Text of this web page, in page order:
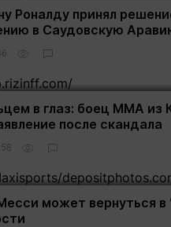
Роналду принял
в Саудовскую
в глаз: боец MMA из
после скандала
может вернуться в